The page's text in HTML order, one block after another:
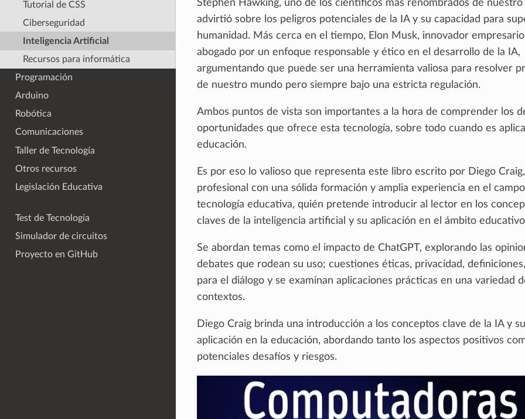
Stephen Hawking, uno de los científicos más renombrados de
advirtió sobre los peligros potenciales de la IA y su capacidad para
humanidad. Más cerca en el tiempo, Elon Musk, innovador
abogado por un enfoque responsable y ético en el desarrollo de la IA,
argumentando que puede ser una herramienta valiosa para resolver
de nuestro mundo pero siempre bajo una estricta regulación.
Ambos puntos de vista son importantes a la hora de comprender los
oportunidades que ofrece esta tecnología, sobre todo cuando es
educación.
Es por eso lo valioso que representa este libro escrito por Diego
profesional con una sólida formación y amplia experiencia en el
tecnología educativa, quién pretende introducir al lector en los
claves de la inteligencia artificial y su aplicación en el ámbito
Se abordan temas como el impacto de ChatGPT, explorando las
debates que rodean su uso; cuestiones éticas, privacidad,
para el diálogo y se examinan aplicaciones prácticas en una variedad
contextos.
Diego Craig brinda una introducción a los conceptos clave de la IA y su
aplicación en la educación, abordando tanto los aspectos positivos
potenciales desafíos y riesgos.
Tutorial de CSS
Ciberseguridad
Inteligencia Artificial
Recursos para informática
Programación
Arduino
Robótica
Comunicaciones
Taller de Tecnología
Otros recursos
Legislación Educativa
Test de Tecnología
Simulador de circuitos
Proyecto en GitHub